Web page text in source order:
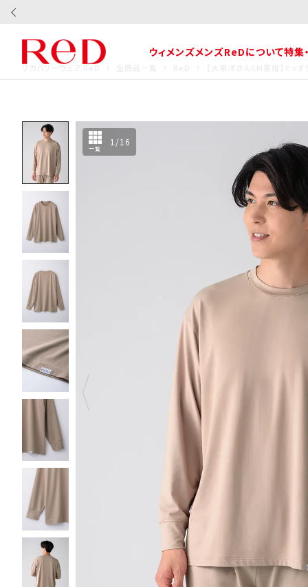
ウィメンズメンズReDについて特集
リカバリーウェア ReD
一覧
1 /16